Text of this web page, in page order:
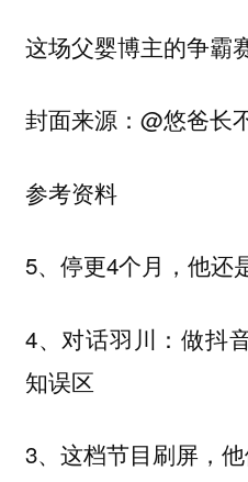
这场父婴博主的争霸
封面来源：@悠爸长
参考资料
5、停更4个月，他还
4、对话羽川：做抖
知误区
3、这档节目刷屏，